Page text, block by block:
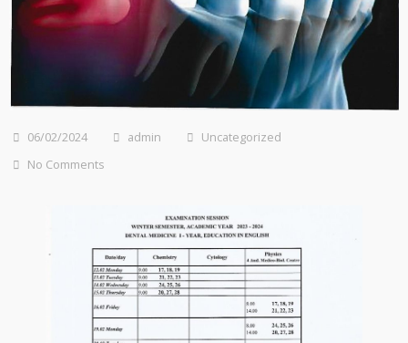
06/02/2024 admin
Uncategorized
No Comments